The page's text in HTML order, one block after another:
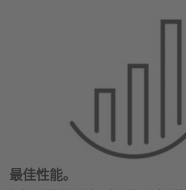
最佳性能。